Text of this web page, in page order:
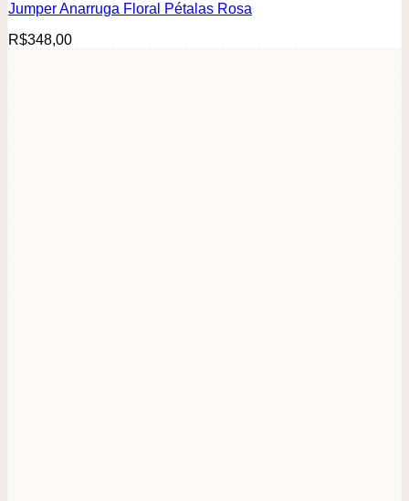
Jumper Anarruga Floral Pétalas Rosa
R$348,00